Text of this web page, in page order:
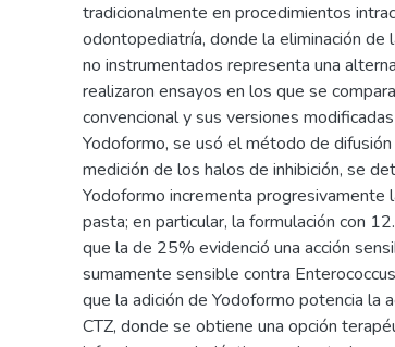
tradicionalmente en procedimientos
odontopediatría, donde la eliminación
no instrumentados representa una
realizaron ensayos en los que se
convencional y sus versiones
Yodoformo, se usó el método de
medición de los halos de inhibición, se
Yodoformo incrementa progresivamente
pasta; en particular, la formulación con
que la de 25% evidenció una acción
sumamente sensible contra
que la adición de Yodoformo potencia la
CTZ, donde se obtiene una opción